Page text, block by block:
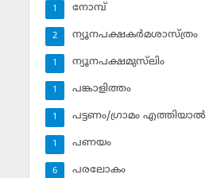
നോമ്പ്‌
1
ന്യൂനപക്ഷകര്‍മശാസ്ത്രം
2
ന്യൂനപക്ഷമുസ്‌ലിം
1
പങ്കാളിത്തം
1
പട്ടണം/ഗ്രാമം എത്തിയാല്‍
1
പണയം
1
പരലോകം
6